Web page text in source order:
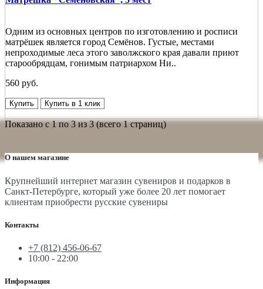
Одним из основных центров по изготовлению и росписи
матрёшек является город Семёнов. Густые, местами
непроходимые леса этого заволжского края давали приют
старообрядцам, гонимым патриархом Ни..
560 руб.
Купить Купить в 1 клик
Показано с 1 по 3 из 3 (всего 1 страниц)
О нашем магазине
Крупнейший интернет магазин сувениров и подарков в
Санкт-Петербурге, который уже более 20 лет помогает
клиентам приобрести русские сувениры
Контакты
+7 (812) 456-06-67
10:00 - 22:00
Информация